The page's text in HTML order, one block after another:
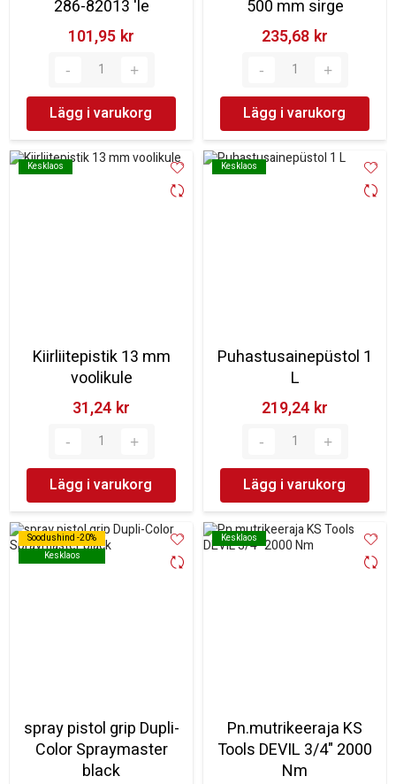
286-82013 'le
101,95 kr‎
Lägg i varukorg
500 mm sirge
235,68 kr‎
Lägg i varukorg
Kesklaos
Kesklaos
Kiirliitepistik 13 mm
voolikule
31,24 kr‎
Lägg i varukorg
Kesklaos
Kesklaos
Puhastusainepüstol 1
L
219,24 kr‎
Lägg i varukorg
Soodushind -20%
Kesklaos
Soodushind -20%
Kesklaos
spray pistol grip Dupli-
Color Spraymaster
black
Kesklaos
Kesklaos
Pn.mutrikeeraja KS
Tools DEVIL 3/4" 2000
Nm